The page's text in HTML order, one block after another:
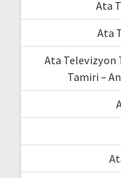
Ata
Ata
Ata Televizyon
Tamiri –